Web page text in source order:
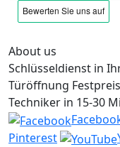
About us
Schlüsseldienst in
Türöffnung
Techniker in 15-30
Pinterest